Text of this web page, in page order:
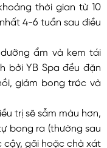
thời gian từ 10
4-6 tuần sau điều
ẩm và kem tái
bởi YB Spa đều đặn
giảm bong tróc và
trị sẽ sẫm màu hơn,
bong ra (thường sau
cậy, gãi hoặc chà xát